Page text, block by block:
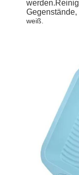
weiß.